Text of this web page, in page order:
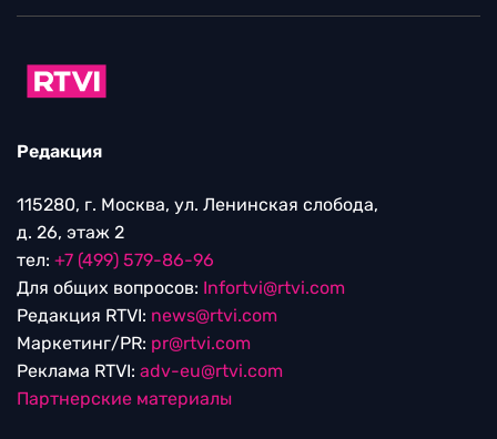
Редакция
115280, г. Москва, ул. Ленинская слобода,
д. 26, этаж 2
тел: +7 (499) 579-86-96
Для общих вопросов: Infortvi@rtvi.com
Редакция RTVI: news@rtvi.com
Маркетинг/PR: pr@rtvi.com
Реклама RTVI: adv-eu@rtvi.com
Партнерские материалы